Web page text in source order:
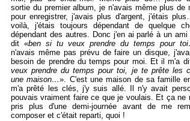
sortie du premier album, je n'avais même plus de
pour enregistrer, j'avais plus d'argent, j'étais
voilà, j'étais toujours dépendant de quelque
dépendant des autres. Donc j'en ai parlé à un ami
dit «ben si tu veux prendre du temps pour
n'avais même pas prévu de faire un disque,
besoin de prendre du temps pour moi. Et il m'a
veux prendre du temps pour toi, je te prête les
une maison…». C'est une maison de sa famille
m'a prêté les clés, j'y suis allé. Il n'y avait
pouvais vraiment faire ce que je voulais. Et ça ne
pris plus d'une demi-journée avant de me
composer et c'était reparti, quoi !